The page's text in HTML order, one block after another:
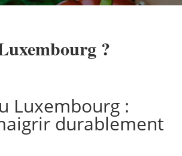
?
Luxembourg :
durablement